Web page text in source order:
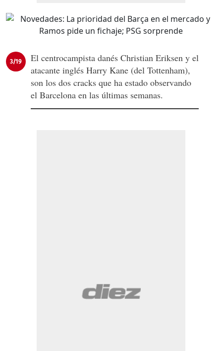
3/19
El centrocampista danés Christian Eriksen y el
atacante inglés Harry Kane (del Tottenham),
son los dos cracks que ha estado observando
el Barcelona en las últimas semanas.